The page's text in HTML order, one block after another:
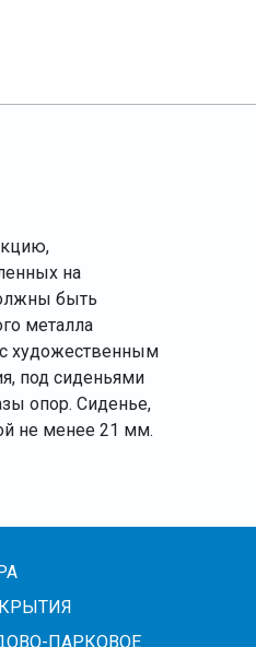
на
быть
металла
художественным
под сиденьями
опор. Сиденье,
не менее 21 мм.
ПАРКОВОЕ